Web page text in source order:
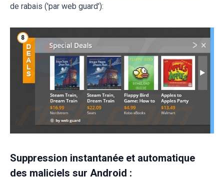
de rabais ('par web guard'):
Suppression instantanée et automatique
des maliciels sur Android :